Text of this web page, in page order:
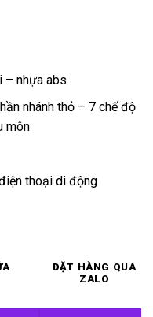
– nhựa abs
nhánh thỏ – 7 chế độ
môn
thoại di động
ĐẶT HÀNG QUA
ZALO